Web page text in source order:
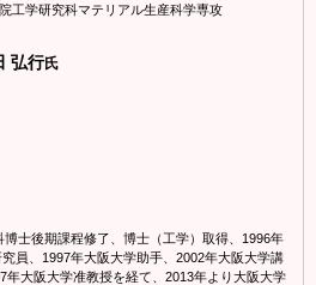
工学研究科マテリアル生産科学専攻
弘行氏
士後期課程修了、博士（工学）取得、1996年
員、1997年大阪大学助手、2002年大阪大学講
年大阪大学准教授を経て、2013年より大阪大学